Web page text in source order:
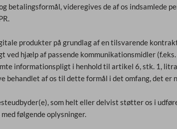
betalingsformål, videregives de af os indsamlede
produkter på grundlag af en tilsvarende
hjælp af passende kommunikationsmidler
informationspligt i henhold til artikel 6, stk. 1,
behandlet af os til dette formål i det omfang, det er
som helt eller delvist støtter os i
følgende oplysninger.